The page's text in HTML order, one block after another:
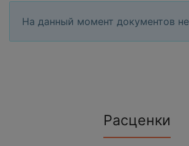
На данный момент документов
Расценки